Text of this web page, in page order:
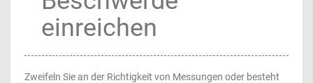
einreichen
Zweifeln Sie an der Richtigkeit von Messungen oder besteht